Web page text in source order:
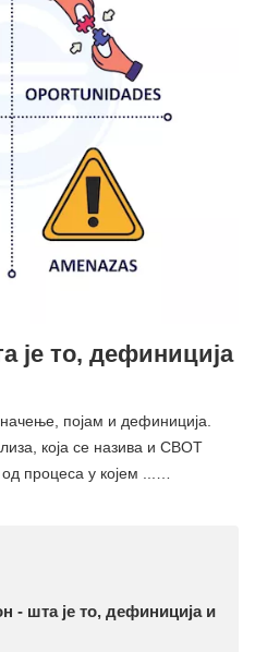
је то, дефиниција
појам и дефиниција.
која се назива и СВОТ
процеса у којем ...…
- шта је то, дефиниција и